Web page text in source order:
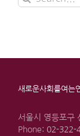
for:
새로운사회를여는
서울시 영등포구
Phone: 02-322-